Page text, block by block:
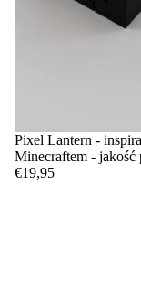
Pixel Lantern -
Minecraftem - jakość
€19,95